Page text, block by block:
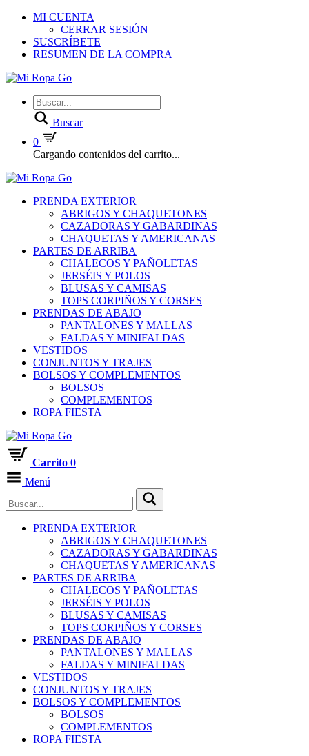
MI CUENTA
CERRAR SESIÓN
SUSCRÍBETE
RESUMEN DE LA COMPRA
Buscar
0
Cargando contenidos del carrito...
PRENDA EXTERIOR
ABRIGOS Y CHAQUETONES
CAZADORAS Y GABARDINAS
CHAQUETAS Y AMERICANAS
PARTES DE ARRIBA
CHALECOS Y PAÑOLETAS
JERSÉIS Y POLOS
BLUSAS Y CAMISAS
TOPS CORPIÑOS Y CORSES
PRENDAS DE ABAJO
PANTALONES Y MALLAS
FALDAS Y MINIFALDAS
VESTIDOS
CONJUNTOS Y TRAJES
BOLSOS Y COMPLEMENTOS
BOLSOS
COMPLEMENTOS
ROPA FIESTA
Carrito 0
Menú
PRENDA EXTERIOR
ABRIGOS Y CHAQUETONES
CAZADORAS Y GABARDINAS
CHAQUETAS Y AMERICANAS
PARTES DE ARRIBA
CHALECOS Y PAÑOLETAS
JERSÉIS Y POLOS
BLUSAS Y CAMISAS
TOPS CORPIÑOS Y CORSES
PRENDAS DE ABAJO
PANTALONES Y MALLAS
FALDAS Y MINIFALDAS
VESTIDOS
CONJUNTOS Y TRAJES
BOLSOS Y COMPLEMENTOS
BOLSOS
COMPLEMENTOS
ROPA FIESTA